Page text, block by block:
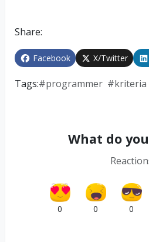
Share:
Facebook X/Twitter
Tags:#programmer #kriteria
What do
0 0 0